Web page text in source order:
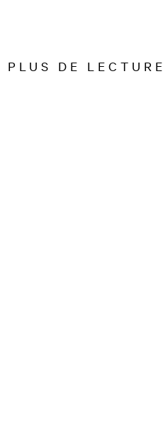
PLUS DE LECTURE